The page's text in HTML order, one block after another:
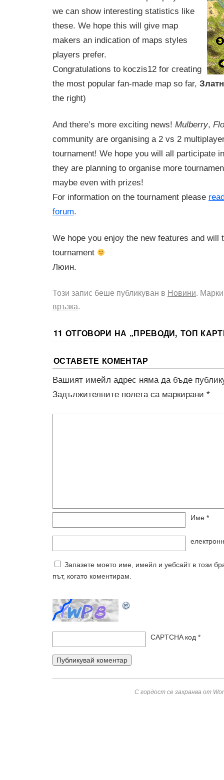
we can show interesting statistics like
these. We hope this will give map
makers an indication of maps styles
players prefer.
Congratulations to koczis12 for creating
the most popular fan-made map so far,
the right)
And there’s more exciting news! Mulberry,
community are organising a 2 vs 2
tournament! We hope you will all participate
they are planning to organise more
maybe even with prizes!
For information on the tournament please
forum.
We hope you enjoy the new features and will
tournament
Люин.
Този запис беше публикуван в Новини.
връзка.
11 ОТГОВОРИ НА „ПРЕВОДИ, ТОП
ОСТАВЕТЕ КОМЕНТАР
Вашият имейл адрес няма да бъде
Задължителните полета са маркирани *
Име *
Запазете моето име, имейл и уебсайт в този
път, когато коментирам.
CAPTCHA код *
С гордост се захранва от